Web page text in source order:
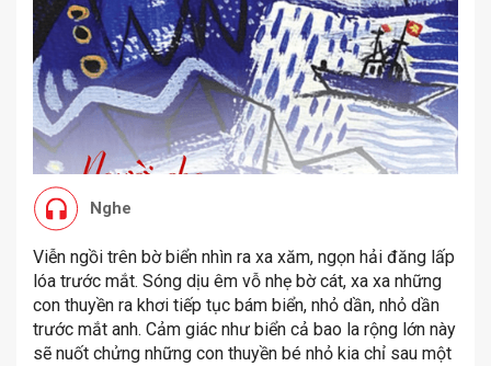
Nghe
Viễn ngồi trên bờ biển nhìn ra xa xăm, ngọn hải đăng lấp
lóa trước mắt. Sóng dịu êm vỗ nhẹ bờ cát, xa xa những
con thuyền ra khơi tiếp tục bám biển, nhỏ dần, nhỏ dần
trước mắt anh. Cảm giác như biển cả bao la rộng lớn này
sẽ nuốt chửng những con thuyền bé nhỏ kia chỉ sau một